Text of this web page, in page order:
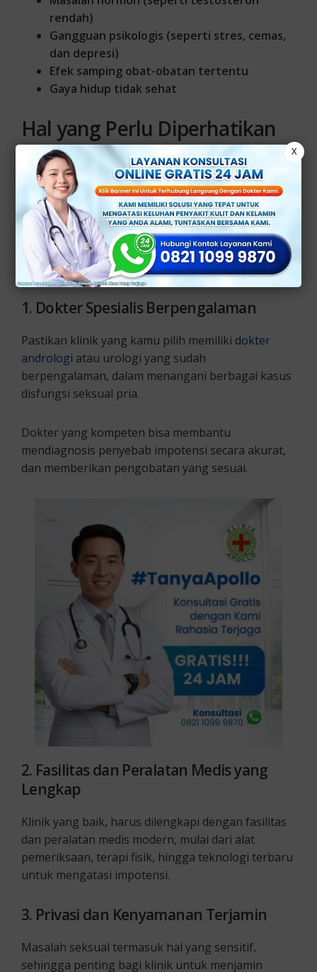
rendah)
Gangguan psikologis (seperti stres, cemas,
dan depresi)
Efek samping obat-obatan tertentu
Gaya hidup tidak sehat
Hal yang Perlu Diperhatikan
saat Mencari Klinik Impotensi
Jakarta
Bingung harus ke klinik mana saat mengalami
impotensi? Jangan cemas, berikut adalah beberapa
hal yang perlu kamu perhatikan saat mencari klinik
impotensi di Jakarta:
1. Dokter Spesialis Berpengalaman
Pastikan klinik yang kamu pilih memiliki dokter
andrologi atau urologi yang sudah
berpengalaman, dalam menangani berbagai kasus
disfungsi seksual pria.
Dokter yang kompeten bisa membantu
mendiagnosis penyebab impotensi secara akurat,
dan memberikan pengobatan yang sesuai.
2. Fasilitas dan Peralatan Medis yang
Lengkap
Klinik yang baik, harus dilengkapi dengan fasilitas
dan peralatan medis modern, mulai dari alat
pemeriksaan, terapi fisik, hingga teknologi terbaru
untuk mengatasi impotensi.
3. Privasi dan Kenyamanan Terjamin
Masalah seksual termasuk hal yang sensitif,
sehingga penting bagi klinik untuk menjamin
X